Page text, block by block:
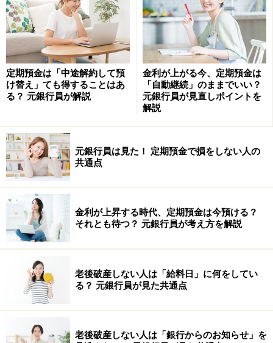
一方、貧乏な人の家の中は、モノが多くてごちゃごちゃ
した印象があります。何事も上達するには、マネをする
ことが一番といわれています。それはお金に関しても同
じこと。つまり、お金持ちの人の家の中をマネすること
で、お金持ちと同じような思考ができるようになってく
るのです。
でも、「お金持ちのような豪邸には住めないよ」とクレ
ームが聞こえてきそうですが……。実は、普通の賃貸物件
でも、収納力の高い物件は多く存在しています。狙い目
は、あまり新しくない物件。どちらかといえば古めの物
件の方が、収納力が高い傾向にあります。
具体的には2Kで収納が押し入れ1間半、天袋も1間半。3K
で収納が2間半、ストレージ付きなどの物件がありま
す。条件設定で検索ができるので、チェックしてみてく
ださい。これらの物件であれば、見えない収納が実現で
きますし、常に家の中をキレイに保つことができるので
定期預金は「中途解約して預
け替え」ても得することはあ
る？ 元銀行員が解説
金利が上がる今、定期預金は
「自動継続」のままでいい？
元銀行員が見直しポイントを
解説
元銀行員は見た！ 定期預金で損をしない人の
共通点
金利が上昇する時代、定期預金は今預ける？
それとも待つ？ 元銀行員が考え方を解説
老後破産しない人は「給料日」に何をしてい
る？ 元銀行員が見た共通点
老後破産しない人は「銀行からのお知らせ」を